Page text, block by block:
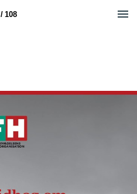
108